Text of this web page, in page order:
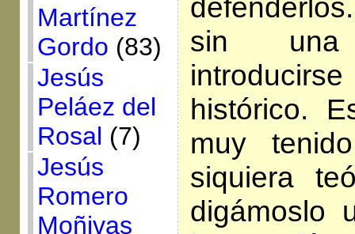
Martínez
Gordo (83)
Jesús
Peláez del
Rosal (7)
Jesús
Romero
Moñivas
sin
histórico.
muy
siquiera
digámoslo